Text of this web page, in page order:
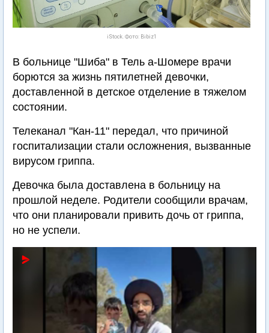
iStock. Фото: Bibiz1
В больнице "Шиба" в Тель а-Шомере врачи
борются за жизнь пятилетней девочки,
доставленной в детское отделение в тяжелом
состоянии.
Телеканал "Кан-11" передал, что причиной
госпитализации стали осложнения, вызванные
вирусом гриппа.
Девочка была доставлена в больницу на
прошлой неделе. Родители сообщили врачам,
что они планировали привить дочь от гриппа,
но не успели.